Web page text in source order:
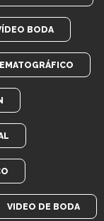
BODA
VIDEO DE BODA